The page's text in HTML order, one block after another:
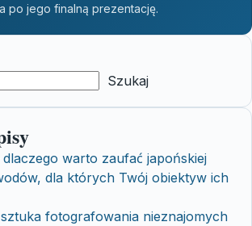
po jego finalną prezentację.
Szukaj
warto zaufać japońskiej
dla których Twój obiektyw ich
fotografowania nieznajomych